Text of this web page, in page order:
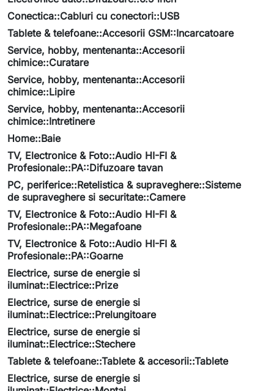
Conectica::Cabluri cu conectori::USB
Tablete & telefoane::Accesorii GSM::Incarcatoare
Service, hobby, mentenanta::Accesorii
chimice::Curatare
Service, hobby, mentenanta::Accesorii
chimice::Lipire
Service, hobby, mentenanta::Accesorii
chimice::Intretinere
Home::Baie
TV, Electronice & Foto::Audio HI-FI &
Profesionale::PA::Difuzoare tavan
PC, periferice::Retelistica & supraveghere::Sisteme
de supraveghere si securitate::Camere
TV, Electronice & Foto::Audio HI-FI &
Profesionale::PA::Megafoane
TV, Electronice & Foto::Audio HI-FI &
Profesionale::PA::Goarne
Electrice, surse de energie si
iluminat::Electrice::Prize
Electrice, surse de energie si
iluminat::Electrice::Prelungitoare
Electrice, surse de energie si
iluminat::Electrice::Stechere
Tablete & telefoane::Tablete & accesorii::Tablete
Electrice, surse de energie si